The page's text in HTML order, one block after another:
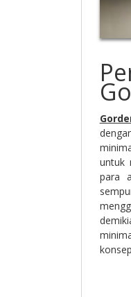
untuk
para